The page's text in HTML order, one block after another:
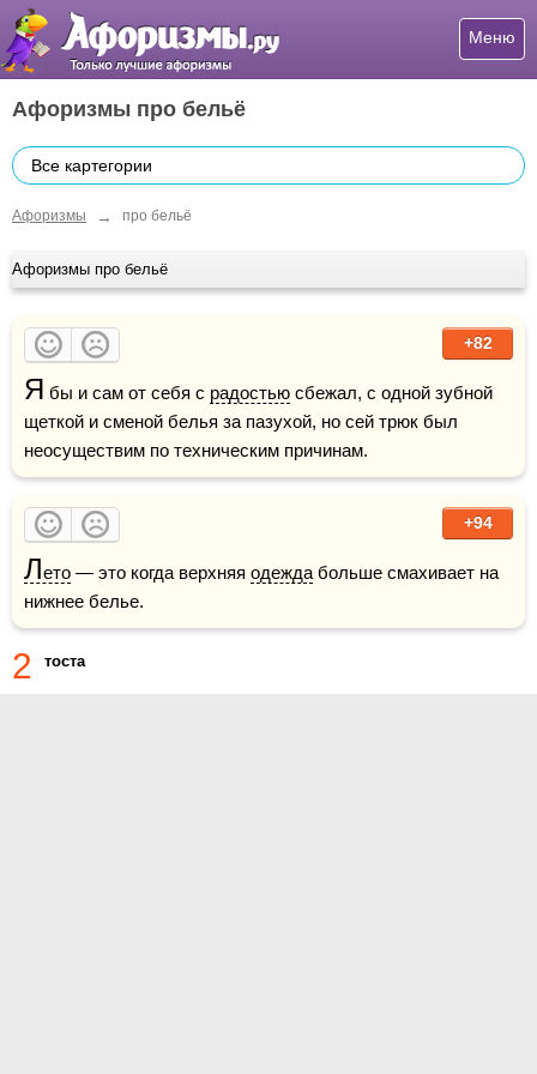
Меню
Афоризмы про бельё
Все картегории
Афоризмы → про бельё
Афоризмы про бельё
+82
Я бы и сам от себя с радостью сбежал, с одной зубной
щеткой и сменой белья за пазухой, но сей трюк был
неосуществим по техническим причинам.
+94
Лето — это когда верхняя одежда больше смахивает на
нижнее белье.
2 тоста